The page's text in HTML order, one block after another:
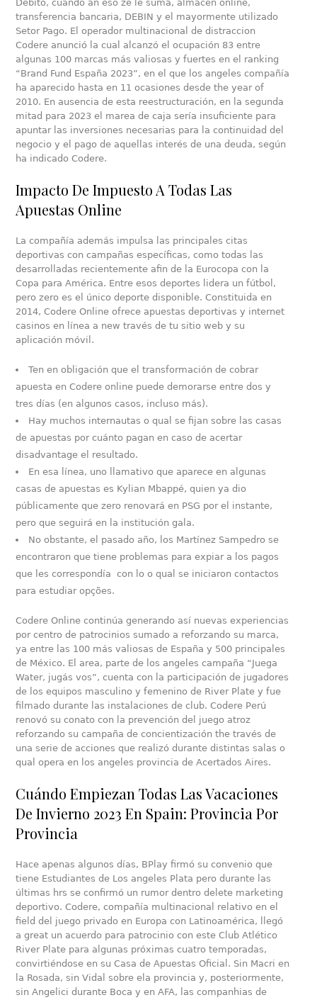
Débito, cuando an eso ze le suma, almacén online,
transferencia bancaria, DEBIN y el mayormente utilizado
Setor Pago. El operador multinacional de distraccion
Codere anunció la cual alcanzó el ocupación 83 entre
algunas 100 marcas más valiosas y fuertes en el ranking
“Brand Fund España 2023”, en el que los angeles compañía
ha aparecido hasta en 11 ocasiones desde the year of
2010. En ausencia de esta reestructuración, en la segunda
mitad para 2023 el marea de caja sería insuficiente para
apuntar las inversiones necesarias para la continuidad del
negocio y el pago de aquellas interés de una deuda, según
ha indicado Codere.
Impacto De Impuesto A Todas Las
Apuestas Online
La compañía además impulsa las principales citas
deportivas con campañas específicas, como todas las
desarrolladas recientemente afin de la Eurocopa con la
Copa para América. Entre esos deportes lidera un fútbol,
pero zero es el único deporte disponible. Constituida en
2014, Codere Online ofrece apuestas deportivas y internet
casinos en línea a new través de tu sitio web y su
aplicación móvil.
Ten en obligación que el transformación de cobrar
apuesta en Codere online puede demorarse entre dos y
tres días (en algunos casos, incluso más).
Hay muchos internautas o qual se fijan sobre las casas
de apuestas por cuánto pagan en caso de acertar
disadvantage el resultado.
En esa línea, uno llamativo que aparece en algunas
casas de apuestas es Kylian Mbappé, quien ya dio
públicamente que zero renovará en PSG por el instante,
pero que seguirá en la institución gala.
No obstante, el pasado año, los Martínez Sampedro se
encontraron que tiene problemas para expiar a los pagos
que les correspondía con lo o qual se iniciaron contactos
para estudiar opções.
Codere Online continúa generando así nuevas experiencias
por centro de patrocinios sumado a reforzando su marca,
ya entre las 100 más valiosas de España y 500 principales
de México. El area, parte de los angeles campaña “Juega
Water, jugás vos”, cuenta con la participación de jugadores
de los equipos masculino y femenino de River Plate y fue
filmado durante las instalaciones de club. Codere Perú
renovó su conato con la prevención del juego atroz
reforzando su campaña de concientización the través de
una serie de acciones que realizó durante distintas salas o
qual opera en los angeles provincia de Acertados Aires.
Cuándo Empiezan Todas Las Vacaciones
De Invierno 2023 En Spain: Provincia Por
Provincia
Hace apenas algunos días, BPlay firmó su convenio que
tiene Estudiantes de Los angeles Plata pero durante las
últimas hrs se confirmó un rumor dentro delete marketing
deportivo. Codere, compañía multinacional relativo en el
field del juego privado en Europa con Latinoamérica, llegó
a great un acuerdo para patrocinio con este Club Atlético
River Plate para algunas próximas cuatro temporadas,
convirtiéndose en su Casa de Apuestas Oficial. Sin Macri en
la Rosada, sin Vidal sobre ela provincia y, posteriormente,
sin Angelici durante Boca y en AFA, las companhias de